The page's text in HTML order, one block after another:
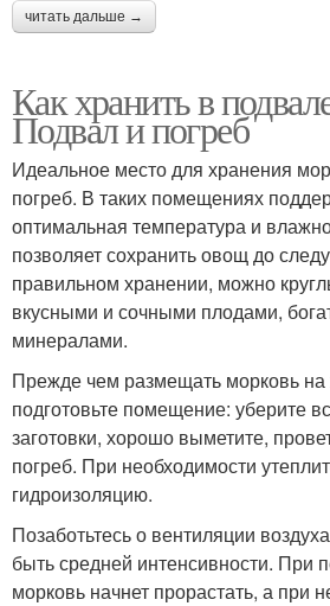
читать дальше →
Как хранить в
Подвал и погреб
Идеальное место для хранения
погреб. В таких помещениях
оптимальная температура и
позволяет сохранить овощ до
правильном хранении, можно
вкусными и сочными плодами,
минералами.
Прежде чем размещать морковь на
подготовьте помещение: уберите
заготовки, хорошо выметите,
погреб. При необходимости
гидроизоляцию.
Позаботьтесь о вентиляции
быть средней интенсивности. При
морковь начнет прорастать, а при